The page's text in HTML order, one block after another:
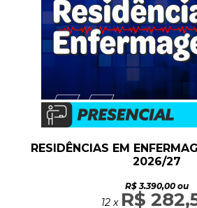
RESIDÊNCIAS EM
2026/27
R$ 3.390,00 ou
12 x R$